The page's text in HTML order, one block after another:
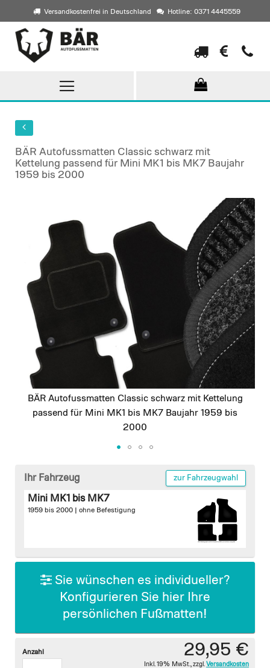
Versandkostenfrei in Deutschland Hotline: 0371 4445559
Direkt
zum
Inhalt
BÄR Autofussmatten Classic schwarz mit
Kettelung passend für Mini MK1 bis MK7 Baujahr
1959 bis 2000
images
gallery
BÄR Autofussmatten Classic schwarz mit Kettelung
passend für Mini MK1 bis MK7 Baujahr 1959 bis
2000
beginning
gallery
Ihr Fahrzeug zur Fahrzeugwahl
Mini MK1 bis MK7
1959 bis 2000 | ohne Befestigung
Sie wünschen es individueller?
Konfigurieren Sie hier Ihre
persönlichen Fußmatten!
29,95 €
Inkl. 19% MwSt. zzgl. Versandkosten
Anzahl